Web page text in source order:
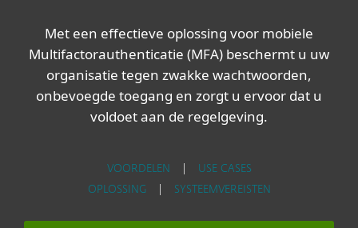
Met een effectieve oplossing voor mobiele
Multifactorauthenticatie (MFA) beschermt u uw
organisatie tegen zwakke wachtwoorden,
onbevoegde toegang en zorgt u ervoor dat u
voldoet aan de regelgeving.
VOORDELEN
USE CASES
OPLOSSING
SYSTEEMVEREISTEN